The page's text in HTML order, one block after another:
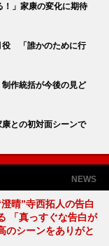
！」家康の変化に期待
役 「誰かのために行
作統括が今後の見ど
との初対面シーンで
NEWS
澄晴”寺西拓人の告白
「真っすぐな告白が
のシーンをありがと